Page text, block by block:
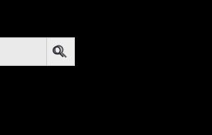
BOTÓN DE BÚSQUEDA